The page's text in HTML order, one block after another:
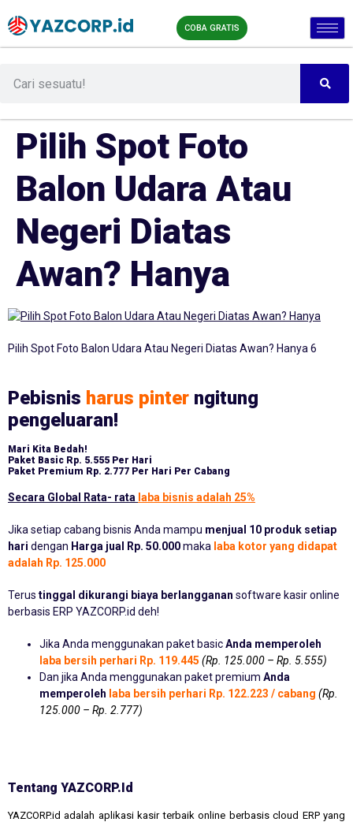
COBA GRATIS
Pilih Spot Foto
Balon Udara Atau
Negeri Diatas
Awan? Hanya
Pilih Spot Foto Balon Udara Atau Negeri Diatas Awan? Hanya 6
Pebisnis harus pinter ngitung
pengeluaran!
Mari Kita Bedah!
Paket Basic Rp. 5.555 Per Hari
Paket Premium Rp. 2.777 Per Hari Per Cabang
Secara Global Rata- rata laba bisnis adalah 25%
Jika setiap cabang bisnis Anda mampu menjual 10 produk setiap
hari dengan Harga jual Rp. 50.000maka laba kotor yang didapat
adalah Rp. 125.000
Terus tinggal dikurangi biaya berlangganan software kasir online
berbasis ERP YAZCORP.id deh!
Jika Anda menggunakan paket basicAnda memperoleh
laba bersih perhari Rp. 119.445 (Rp. 125.000 – Rp. 5.555)
Dan jika Anda menggunakan paket premium Anda
memperoleh laba bersih perhari Rp. 122.223 / cabang (Rp.
125.000 – Rp. 2.777)
Tentang YAZCORP.id
YAZCORP.id adalah aplikasi kasir terbaik online berbasis cloud ERP yang